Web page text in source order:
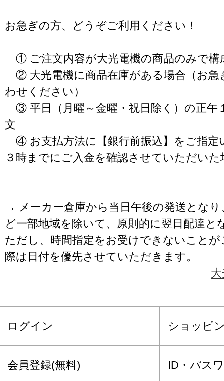
お急ぎの方、どうぞご利用ください！
① ご注文内容が大光電機の商品のみで構
② 大光電機に商品在庫がある場合（お急
わせください）
③ 平日（月曜～金曜・祝日除く）の正午
文
④ お支払方法に【銀行前振込】をご指定
３時までにご入金を確認させていただいた
→ メーカー倉庫から当日午後の発送となり
ど一部地域を除いて、原則的に翌日配達と
ただし、時間指定をお受けできないこと
際は日付を優先させていただきます。
ログイン ショッピ
会員登録(無料) ID・パス